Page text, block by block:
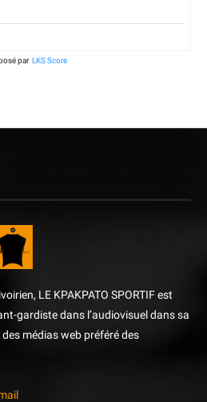
par LKS Score
LE KPAKPATO SPORTIF est
gardiste dans l’audiovisuel dans sa
des médias web préféré des